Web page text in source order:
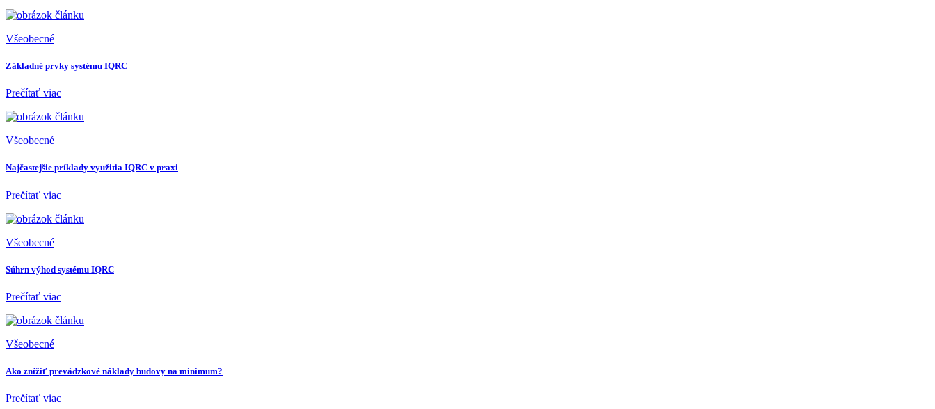
Všeobecné
Základné prvky systému IQRC
Prečítať viac
Všeobecné
Najčastejšie príklady využitia IQRC v praxi
Prečítať viac
Všeobecné
Súhrn výhod systému IQRC
Prečítať viac
Všeobecné
Ako znížiť prevádzkové náklady budovy na minimum?
Prečítať viac